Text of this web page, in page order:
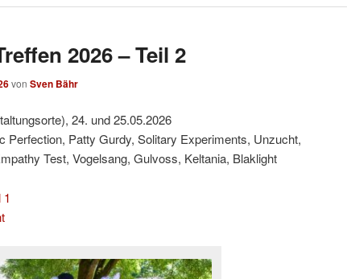
2026 – Teil 2
von Sven Bähr
24. und 25.05.2026
Perfection, Patty Gurdy, Solitary Experiments, Unzucht,
Test, Vogelsang, Gulvoss, Keltania, Blaklight